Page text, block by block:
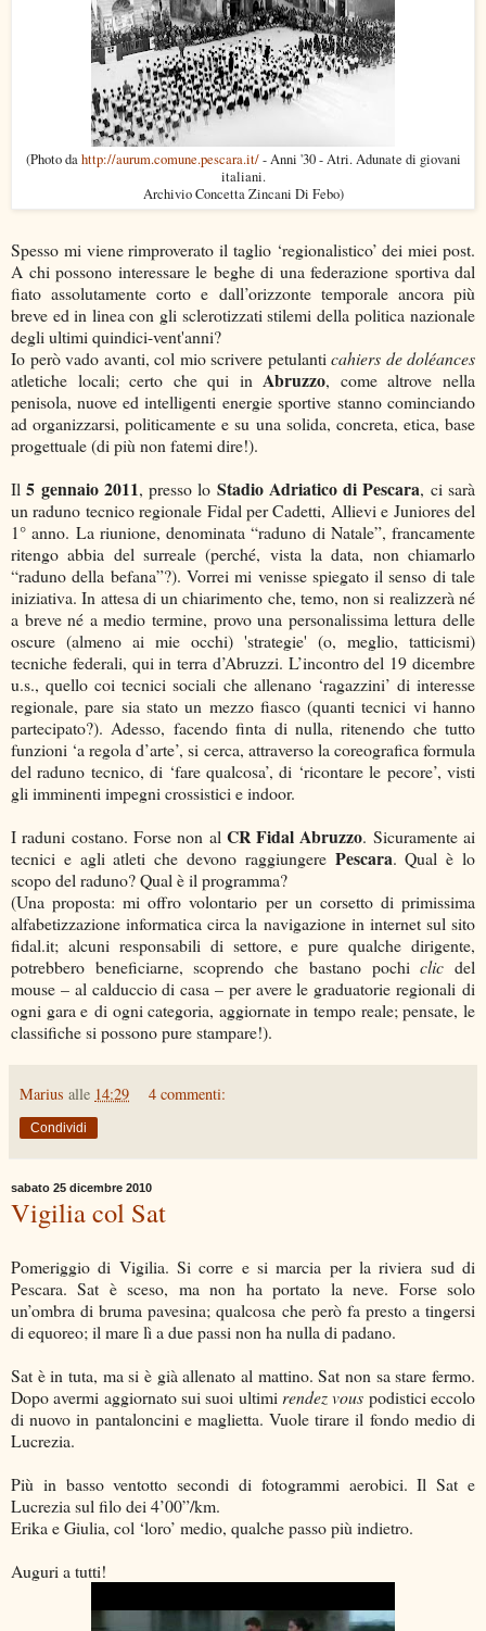
(Photo dahttp://aurum.comune.pescara.it/- Anni '30 - Atri. Adunate di giovani
italiani.
Archivio Concetta Zincani Di Febo)
Spesso mi viene rimproverato il taglio ‘regionalistico’ dei miei post.
A chi possono interessare le beghe di una federazione sportiva dal
fiato assolutamente corto e dall’orizzonte temporale ancora più
breve ed in linea con gli sclerotizzati stilemi della politica nazionale
degli ultimi quindici-vent'anni?
Io però vado avanti, col mio scrivere petulanticahiers de doléances
atletiche locali; certo che qui inAbruzzo, come altrove nella
penisola, nuove ed intelligenti energie sportive stanno cominciando
ad organizzarsi, politicamente e su una solida, concreta, etica, base
progettuale (di più non fatemi dire!).
Il5 gennaio 2011, presso lo Stadio Adriatico di Pescara, ci sarà
un raduno tecnico regionale Fidal per Cadetti, Allievi e Juniores del
1° anno. La riunione, denominata “raduno di Natale”, francamente
ritengo abbia del surreale (perché, vista la data, non chiamarlo
“raduno della befana”?). Vorrei mi venisse spiegato il senso di tale
iniziativa. In attesa di un chiarimento che, temo, non si realizzerà né
a breve né a medio termine, provo una personalissima lettura delle
oscure (almeno ai mie occhi) 'strategie' (o, meglio, tatticismi)
tecniche federali, qui in terra d’Abruzzi. L’incontro del 19 dicembre
u.s., quello coi tecnici sociali che allenano ‘ragazzini’ di interesse
regionale, pare sia stato un mezzo fiasco (quanti tecnici vi hanno
partecipato?). Adesso, facendo finta di nulla, ritenendo che tutto
funzioni ‘a regola d’arte’, si cerca, attraverso la coreografica formula
del raduno tecnico, di ‘fare qualcosa’, di ‘ricontare le pecore’, visti
gli imminenti impegni crossistici e indoor.
I raduni costano. Forse non al CR Fidal Abruzzo. Sicuramente ai
tecnici e agli atleti che devono raggiungere Pescara. Qual è lo
scopo del raduno? Qual è il programma?
(Una proposta: mi offro volontario per un corsetto di primissima
alfabetizzazione informatica circa la navigazione in internet sul sito
fidal.it; alcuni responsabili di settore, e pure qualche dirigente,
potrebbero beneficiarne, scoprendo che bastano pochiclic del
mouse – al calduccio di casa – per avere le graduatorie regionali di
ogni gara e di ogni categoria, aggiornate in tempo reale; pensate, le
classifiche si possono pure stampare!).
Marius alle 14:29 4 commenti:
Condividi
sabato 25 dicembre 2010
Vigilia col Sat
Pomeriggio di Vigilia. Si corre e si marcia per la riviera sud di
Pescara. Sat è sceso, ma non ha portato la neve. Forse solo
un’ombra di bruma pavesina; qualcosa che però fa presto a tingersi
di equoreo; il mare lì a due passi non ha nulla di padano.
Sat è in tuta, ma si è già allenato al mattino. Sat non sa stare fermo.
Dopo avermi aggiornato sui suoi ultimi rendez vous podistici eccolo
di nuovo in pantaloncini e maglietta. Vuole tirare il fondo medio di
Lucrezia.
Più in basso ventotto secondi di fotogrammi aerobici. Il Sat e
Lucrezia sul filo dei 4’00”/km.
Erika e Giulia, col ‘loro’ medio, qualche passo più indietro.
Auguri a tutti!